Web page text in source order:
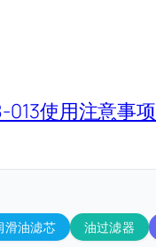
013使用注意事项
滑油滤芯 油过滤器